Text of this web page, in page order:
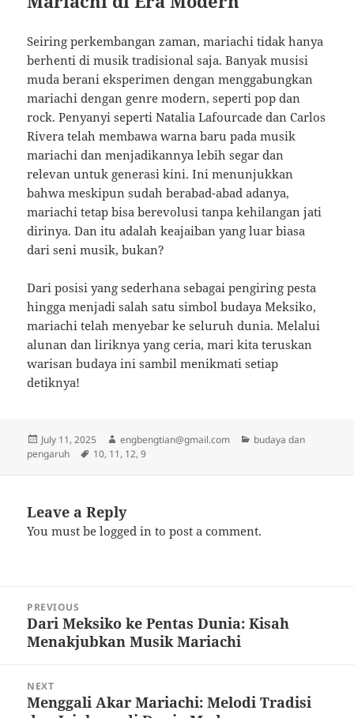
Seiring perkembangan zaman, mariachi tidak hanya
berhenti di musik tradisional saja. Banyak musisi
muda berani eksperimen dengan menggabungkan
mariachi dengan genre modern, seperti pop dan
rock. Penyanyi seperti Natalia Lafourcade dan Carlos
Rivera telah membawa warna baru pada musik
mariachi dan menjadikannya lebih segar dan
relevan untuk generasi kini. Ini menunjukkan
bahwa meskipun sudah berabad-abad adanya,
mariachi tetap bisa berevolusi tanpa kehilangan jati
dirinya. Dan itu adalah keajaiban yang luar biasa
dari seni musik, bukan?
Dari posisi yang sederhana sebagai pengiring pesta
hingga menjadi salah satu simbol budaya Meksiko,
mariachi telah menyebar ke seluruh dunia. Melalui
alunan dan liriknya yang ceria, mari kita teruskan
warisan budaya ini sambil menikmati setiap
detiknya!
Posted
on
July 11, 2025 Author
engbengtian@gmail.com Categories
budaya dan
pengaruh
Tags
10, 11, 12,9
Leave a Reply
You must belogged in to post a comment.
navigation
PREVIOUS
Previous
post:
Dari Meksiko ke Pentas Dunia: Kisah
Menakjubkan Musik Mariachi
NEXT
Next
Menggali Akar Mariachi: Melodi Tradisi